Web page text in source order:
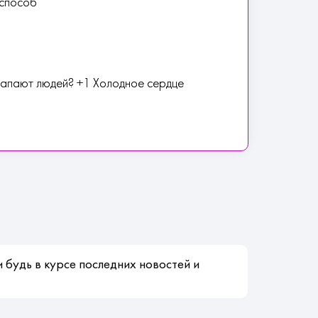
людей? +1 Холодное сердце
будь в курсе последних новостей и